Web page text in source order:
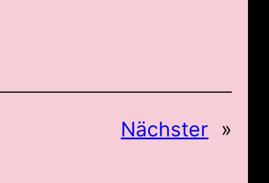
Nächster »